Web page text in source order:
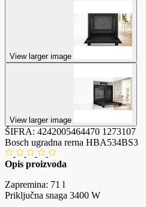
View larger image
View larger image
ŠIFRA: 4242005464470 1273107
Bosch ugradna rerna HBA534BS3
Opis proizvoda
Zapremina: 71 l
Priključna snaga 3400 W